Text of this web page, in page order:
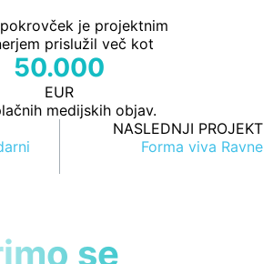
je projektnim
prislužil več kot
50.000
EUR
medijskih objav.
NASLEDNJI PROJEKT
Forma viva Ravne
se